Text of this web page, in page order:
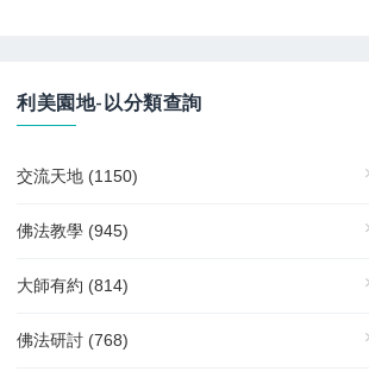
利美園地-以分類查詢
交流天地 (1150)
佛法教學 (945)
大師有約 (814)
佛法研討 (768)